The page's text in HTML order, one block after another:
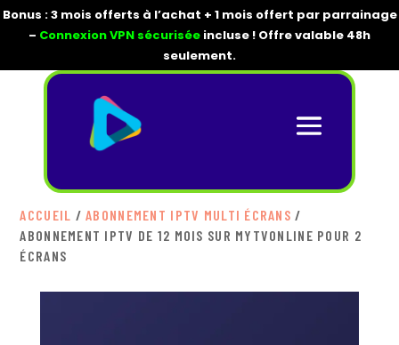
Bonus : 3 mois offerts à l’achat + 1 mois offert par parrainage
– Connexion VPN sécurisée incluse ! Offre valable 48h
seulement.
ACCUEIL /ABONNEMENT IPTV MULTI ÉCRANS /
ABONNEMENT IPTV DE 12 MOIS SUR MYTVONLINE POUR 2
ÉCRANS